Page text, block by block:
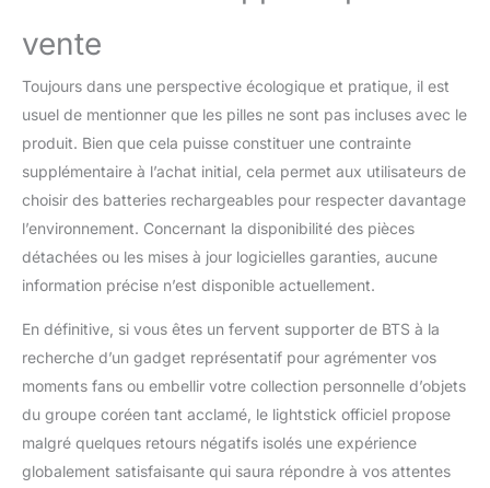
vente
Toujours dans une perspective écologique et pratique, il est
usuel de mentionner que les pilles ne sont pas incluses avec le
produit. Bien que cela puisse constituer une contrainte
supplémentaire à l’achat initial, cela permet aux utilisateurs de
choisir des batteries rechargeables pour respecter davantage
l’environnement. Concernant la disponibilité des pièces
détachées ou les mises à jour logicielles garanties, aucune
information précise n’est disponible actuellement.
En définitive, si vous êtes un fervent supporter de BTS à la
recherche d’un gadget représentatif pour agrémenter vos
moments fans ou embellir votre collection personnelle d’objets
du groupe coréen tant acclamé, le lightstick officiel propose
malgré quelques retours négatifs isolés une expérience
globalement satisfaisante qui saura répondre à vos attentes